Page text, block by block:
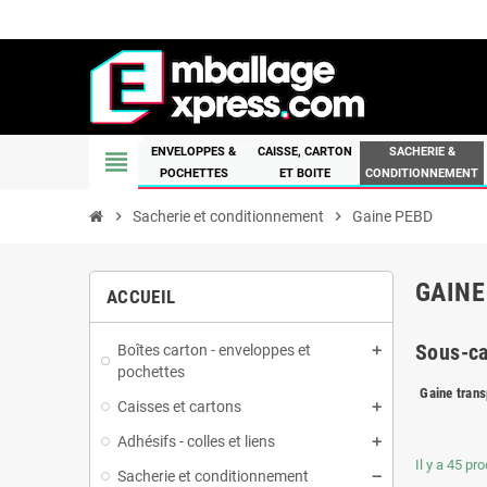
view_headline
ENVELOPPES &
POCHETTES
CAISSE, CARTON
ET BOITE
SACHERIE &
CONDITIONNEMENT
chevron_right Sacherie et conditionnement chevron_right Gaine PEBD
ACCUEIL
Boîtes carton - enveloppes et
pochettes
Caisses et cartons
Adhésifs - colles et liens
Sacherie et conditionnement
Sous-
Gaine
Il y a 45